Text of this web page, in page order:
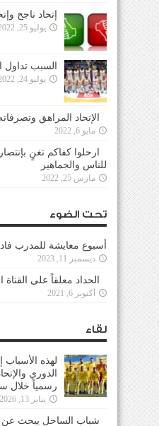
إتحاد ناجح
يوليو 25, 2022
السبب تداول
يوليو 24, 2022
الإتحاد المراهق
مايو 6, 2022
ارحلوا كفاكم تغنٍ
للناس والجماهير
مارس 25, 2022
تحت الضوء
أسبوع معايشة للمدرب
ديسمبر 11, 2023
الحداد معلقاً على القناة
أكتوبر 6, 2021
لقاء
لهذه
الدوري
رسمياً خلال
يناير 13, 2026
شباب الساحل يبحث عن